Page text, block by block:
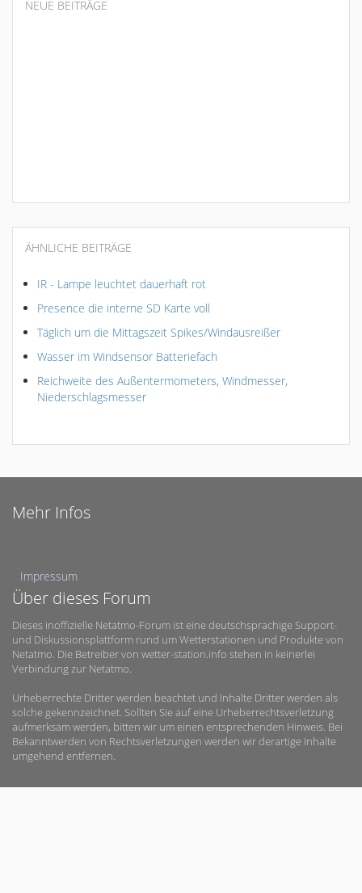
NEUE BEITRÄGE
ÄHNLICHE BEITRÄGE
IR - Lampe leuchtet dauerhaft rot
Presence die interne SD Karte voll
Täglich um die Mittagszeit Spikes/Windausreißer
Wasser im Windsensor Batteriefach
Reichweite des Außentermometers, Windmesser,
Niederschlagsmesser
Mehr Infos
Impressum
Über dieses Forum
Dieses inoffizielle Netatmo-Forum ist eine deutschsprachige Support-
und Diskussionsplattform rund um Wetterstationen und Produkte von
Netatmo. Die Betreiber von wetter-station.info stehen in keinerlei
Verbindung zur Netatmo.
Urheberrechte Dritter werden beachtet und Inhalte Dritter werden als
solche gekennzeichnet. Sollten Sie auf eine Urheberrechtsverletzung
aufmerksam werden, bitten wir um einen entsprechenden Hinweis. Bei
Bekanntwerden von Rechtsverletzungen werden wir derartige Inhalte
umgehend entfernen.